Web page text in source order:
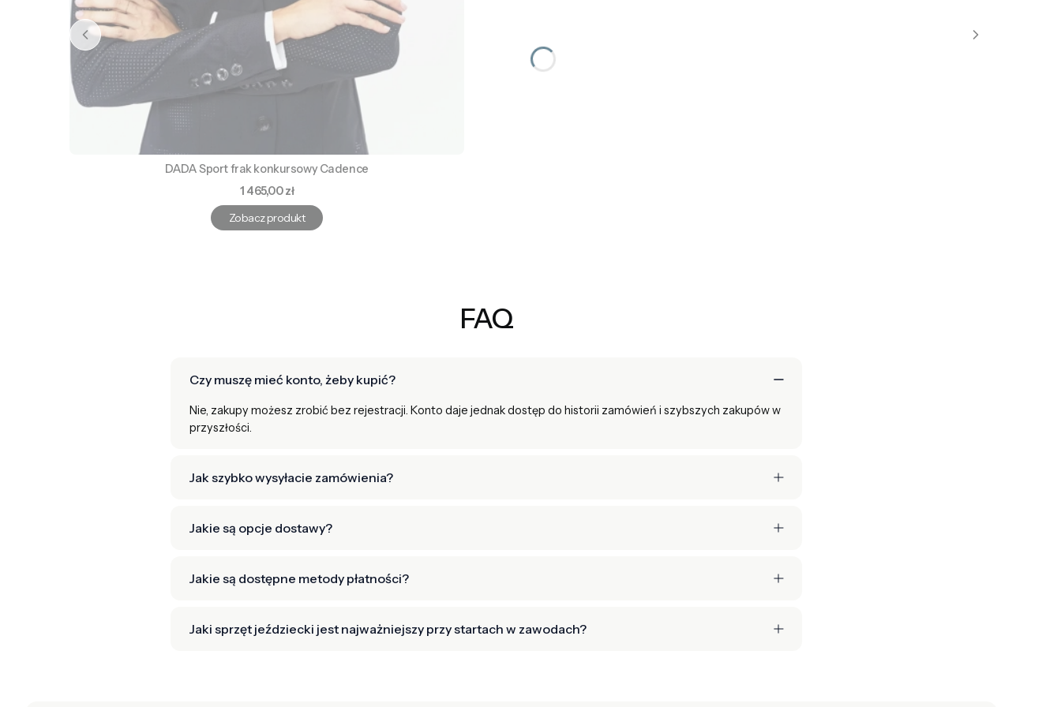
DADA Sport frak konkursowy Cadence
Cena
1 465,00 zł
Zobacz produkt
FAQ
Czy muszę mieć konto, żeby kupić?
Nie, zakupy możesz zrobić bez rejestracji. Konto daje jednak dostęp do historii zamówień i szybszych zakupów w
przyszłości.
Jak szybko wysyłacie zamówienia?
Jakie są opcje dostawy?
Jakie są dostępne metody płatności?
Jaki sprzęt jeździecki jest najważniejszy przy startach w zawodach?